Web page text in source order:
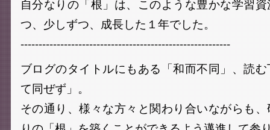
自分なりの「根」は、このような豊かな学習
つ、少しずつ、成長した１年でした。
----------------------------------------------------------
ブログのタイトルにもある「和而不同」、読
て同ぜず」。
その通り、様々な方々と関わり合いながらも